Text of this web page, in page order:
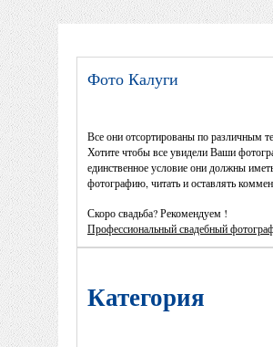
Фото Калуги
Все они отсортированы по различным
Хотите чтобы все увидели Ваши
единственное условие они должны
фотографию, читать и оставлять
Скоро свадьба? Рекомендуем !
Профессиональный свадебный
Категория